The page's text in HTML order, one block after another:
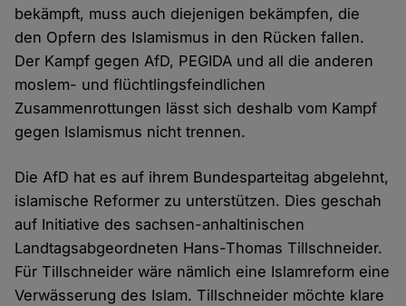
bekämpft, muss auch diejenigen bekämpfen, die
den Opfern des Islamismus in den Rücken fallen.
Der Kampf gegen AfD, PEGIDA und all die anderen
moslem- und flüchtlingsfeindlichen
Zusammenrottungen lässt sich deshalb vom Kampf
gegen Islamismus nicht trennen.
Die AfD hat es auf ihrem Bundesparteitag abgelehnt,
islamische Reformer zu unterstützen. Dies geschah
auf Initiative des sachsen-anhaltinischen
Landtagsabgeordneten Hans-Thomas Tillschneider.
Für Tillschneider wäre nämlich eine Islamreform eine
Verwässerung des Islam. Tillschneider möchte klare